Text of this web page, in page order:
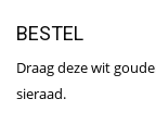
BESTEL
Draag deze wit
sieraad.